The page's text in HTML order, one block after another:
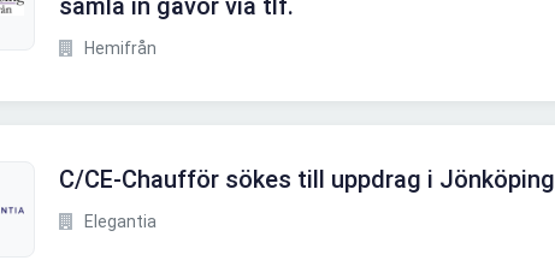
samla in gåvor via tlf.
Hemifrån
C/CE-Chaufför sökes till uppdrag i Jönköping
Elegantia